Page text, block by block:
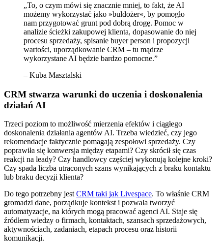
„To, o czym mówi się znacznie mniej, to fakt, że AI
możemy wykorzystać jako »buldożer«, by pomogło
nam przygotować grunt pod dobrą drogę. Pomoc w
analizie ścieżki zakupowej klienta, dopasowanie do niej
procesu sprzedaży, spisanie buyer person i propozycji
wartości, uporządkowanie CRM – tu mądrze
wykorzystane AI będzie bardzo pomocne.”
– Kuba Masztalski
CRM stwarza warunki do uczenia i doskonalenia
działań AI
Trzeci poziom to możliwość mierzenia efektów i ciągłego
doskonalenia działania agentów AI. Trzeba wiedzieć, czy jego
rekomendacje faktycznie pomagają zespołowi sprzedaży. Czy
poprawiła się konwersja między etapami? Czy skrócił się czas
reakcji na leady? Czy handlowcy częściej wykonują kolejne kroki?
Czy spada liczba utraconych szans wynikających z braku kontaktu
lub braku decyzji klienta?
Do tego potrzebny jest CRM taki jak Livespace. To właśnie CRM
gromadzi dane, porządkuje kontekst i pozwala tworzyć
automatyzacje, na których mogą pracować agenci AI. Staje się
źródłem wiedzy o firmach, kontaktach, szansach sprzedażowych,
aktywnościach, zadaniach, etapach procesu oraz historii
komunikacji.